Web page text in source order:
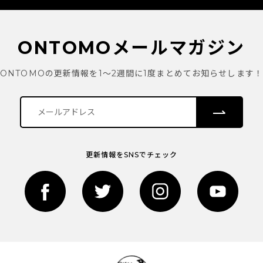
ONTOMOメールマガジン
ONTOMOの更新情報を1～2週間に1度まとめてお知らせします！
更新情報をSNSでチェック